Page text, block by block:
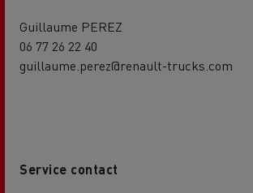
Guillaume PEREZ
06 77 26 22 40
guillaume.perez@renault-trucks.com
Service contact